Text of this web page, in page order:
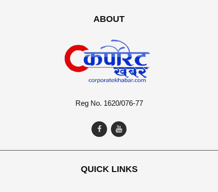
ABOUT
Reg No. 1620/076-77
QUICK LINKS